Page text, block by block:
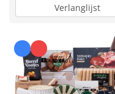
Verlanglijst